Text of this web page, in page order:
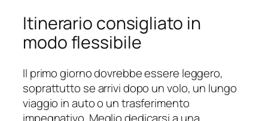
Itinerario consigliato in
modo flessibile
Il primo giorno dovrebbe essere leggero,
soprattutto se arrivi dopo un volo, un lungo
viaggio in auto o un trasferimento